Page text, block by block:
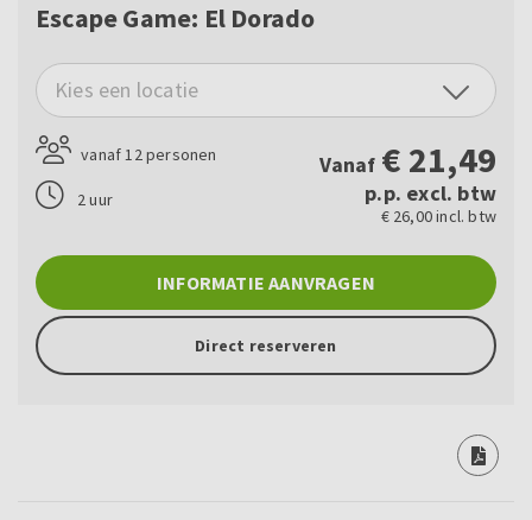
Escape Game: El Dorado
Kies een locatie
vanaf 12 personen
2 uur
Vanaf € 21,49
p.p. excl. btw
€ 26,00 incl. btw
INFORMATIE AANVRAGEN
Direct reserveren